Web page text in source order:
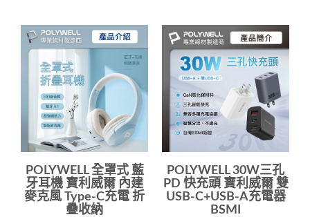
POLYWELL 全罩式 藍
牙耳機 寶利威爾 內建
麥克風 Type-C充電 折
疊收納
POLYWELL 30W三孔
PD 快充頭 寶利威爾 雙
USB-C+USB-A充電器
BSMI